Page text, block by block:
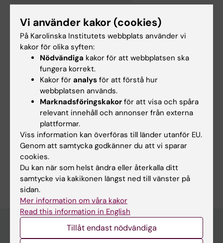
Forskningsämnen:
Celldifferentiering
Epigenetiskt minne Kromatin
Innehållsgranskare:
Karl Ekwall
Karin Vikström
Sidan uppdaterad:2026-08-09
Dela
Vi använder kakor (cookies)
På Karolinska Institutets webbplats använder vi
kakor för olika syften:
Nödvändiga kakor för att webbplatsen ska
fungera korrekt.
Kakor för analys för att förstå hur
webbplatsen används.
Marknadsföringskakor för att visa och spåra
relevant innehåll och annonser från externa
plattformar.
Viss information kan överföras till länder utanför EU.
Genom att samtycka godkänner du att vi sparar
cookies.
Du kan när som helst ändra eller återkalla ditt
samtycke via kakikonen längst ned till vänster på
sidan.
Mer information om våra kakor
Read this information in English
Tillåt endast nödvändiga